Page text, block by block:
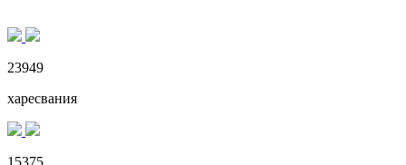
23949
харесвания
15375